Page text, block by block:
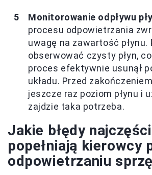
Monitorowanie odpływu
procesu odpowietrzania
uwagę na zawartość płynu.
obserwować czysty płyn,
proces efektywnie usunął
układu. Przed
jeszcze raz poziom płynu i
zajdzie taka potrzeba.
Jakie błędy
popełniają kierowcy
odpowietrzaniu